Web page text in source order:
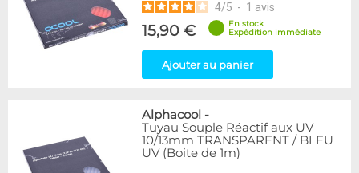
4/5 - 1 avis
15,90 €
En stock
Expédition immédiate
Ajouter au panier
Alphacool -
Tuyau Souple Réactif aux UV
10/13mm TRANSPARENT / BLEU
UV (Boite de 1m)